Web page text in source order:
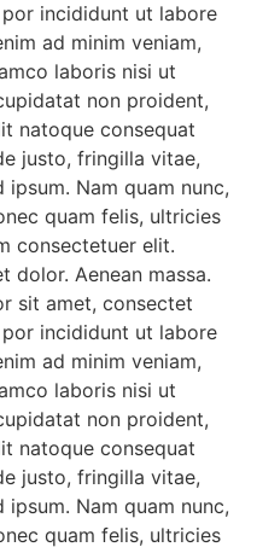
incididunt ut labore
ad minim veniam,
laboris nisi ut
non proident,
natoque consequat
justo, fringilla vitae,
Nam quam nunc,
quam felis, ultricies
consectetuer elit.
dolor. Aenean massa.
sit amet, consectet
incididunt ut labore
ad minim veniam,
laboris nisi ut
non proident,
natoque consequat
justo, fringilla vitae,
Nam quam nunc,
quam felis, ultricies